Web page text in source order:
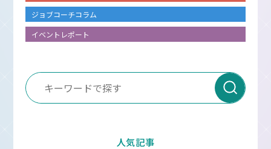
ジョブコーチコラム
イベントレポート
人気記事